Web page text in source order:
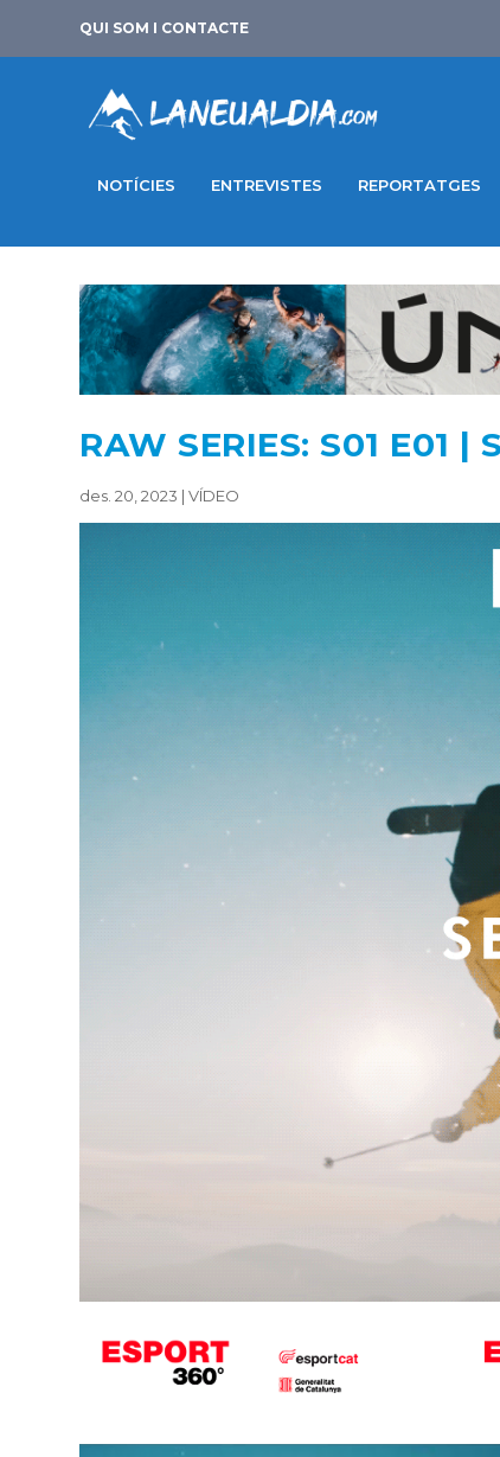
QUI SOM I CONTACTE
NOTÍCIES ENTREVISTES REPORTATGES
RAW SERIES: S01
des. 20, 2023 |VÍDEO